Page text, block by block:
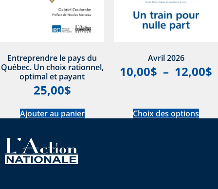
Entreprendre le pays du
Québec. Un choix rationnel,
optimal et payant
25,00$
Ajouter au panier
Avril 2026
10,00$ – 12,00$
Choix des options